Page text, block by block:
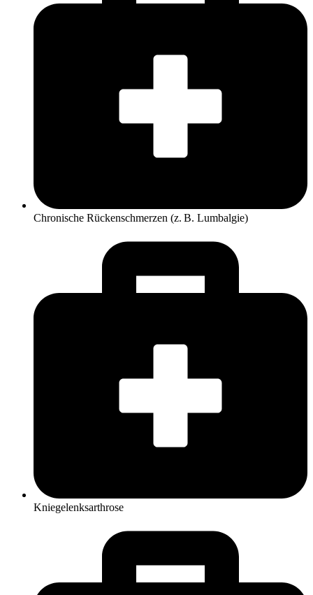
Chronische Rückenschmerzen (z. B. Lumbalgie)
Kniegelenksarthrose